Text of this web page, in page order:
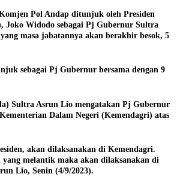
Pol Andap ditunjuk oleh Presiden
Joko Widodo sebagai Pj Gubernur Sultra
masa jabatannya akan berakhir besok, 5
sebagai Pj Gubernur bersama dengan 9
Sultra Asrun Lio mengatakan Pj Gubernur
Dalam Negeri (Kemendagri) atas
akan dilaksanakan di Kemendagri.
yang melantik maka akan dilaksanakan di
Lio, Senin (4/9/2023).